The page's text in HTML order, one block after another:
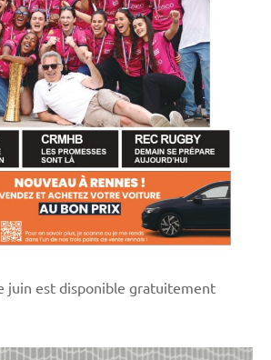
juin est disponible gratuitement